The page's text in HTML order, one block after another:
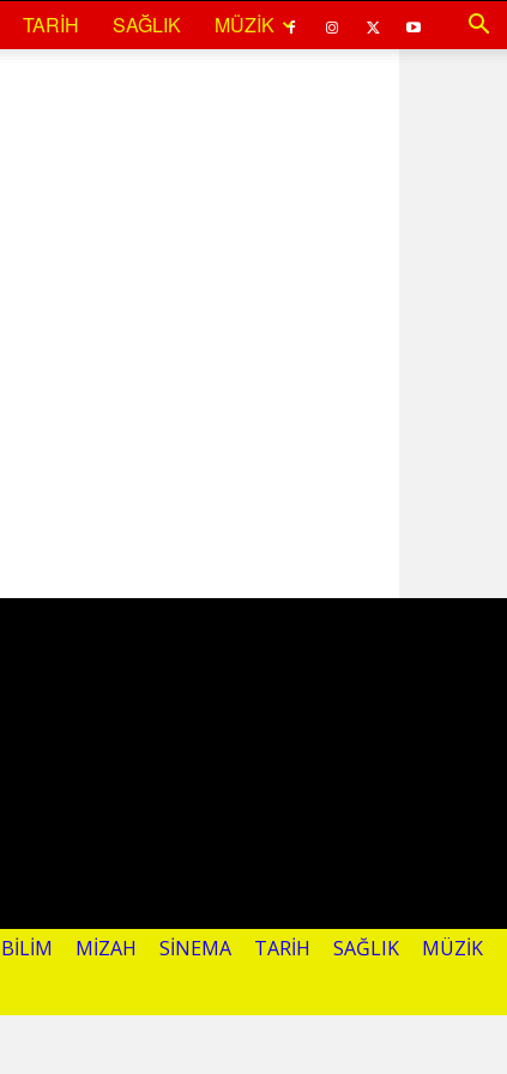
TARIH SAĞLIK MÜZIK
BILIM MIZAH SINEMA TARIH SAĞLIK MÜZIK